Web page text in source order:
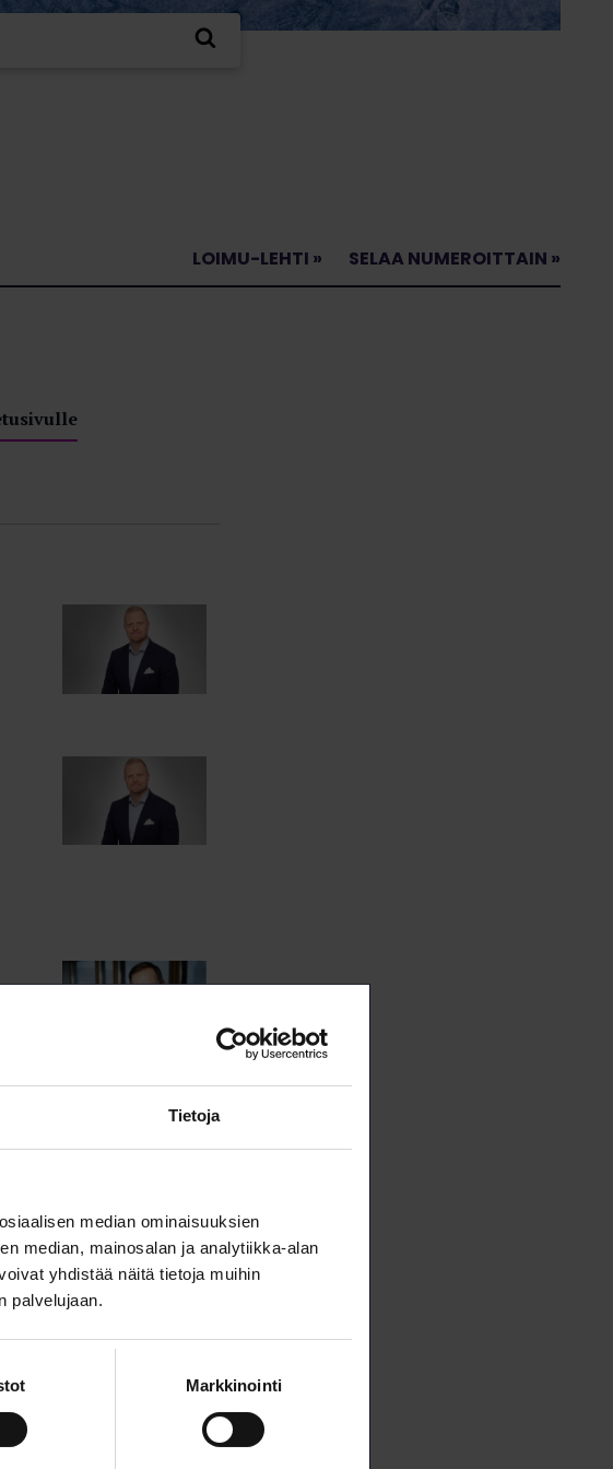
Tietoja
median ominaisuuksien
median, mainosalan ja analytiikka-alan
yhdistää näitä tietoja muihin
palvelujaan.
Markkinointi
LOIMU-LEHTI » SELAA NUMEROITTAIN »